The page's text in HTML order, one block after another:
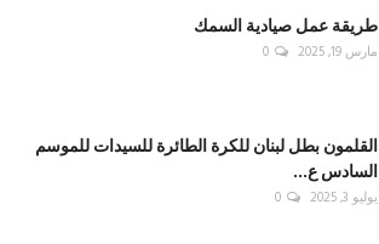
طريقة عمل صيادية السمك
مارس 19, 2025 0
القلمون بطل لبنان للكرة الطائرة للسيدات للموسم
السادس ع...
يوليو 3, 2025 0